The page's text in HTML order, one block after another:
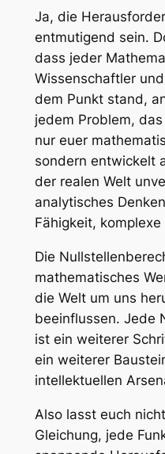
Ja, die
entmutigend sein.
dass jeder
Wissenschaftler
dem Punkt stand,
jedem Problem,
nur euer
sondern entwickelt
der realen Welt
analytisches
Fähigkeit,
Die
mathematisches
die Welt um uns
beeinflussen. Jede
ist ein weiterer
ein weiterer
intellektuellen
Also lasst euch
Gleichung, jede